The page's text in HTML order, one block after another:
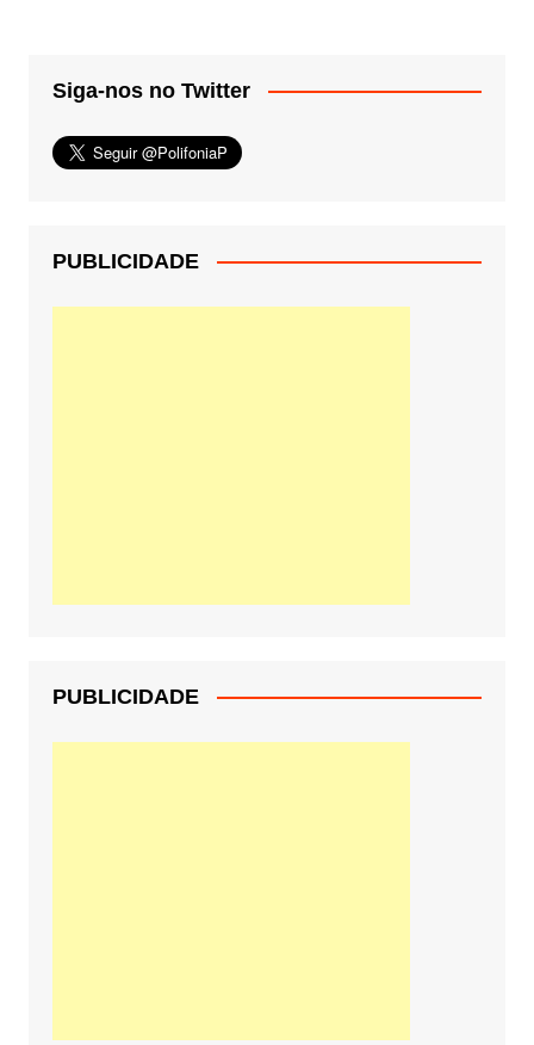
Siga-nos no Twitter
PUBLICIDADE
PUBLICIDADE